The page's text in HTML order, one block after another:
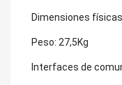
Dimensiones
Peso: 27,5Kg
Interfaces de